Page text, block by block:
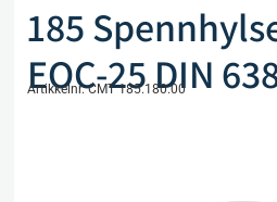
185
EOC-25 DIN
Artikkelnr. CMT 185.180.00